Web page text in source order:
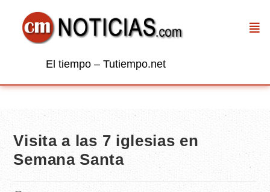
El tiempo – Tutiempo.net
Visita a las 7 iglesias en
Semana Santa